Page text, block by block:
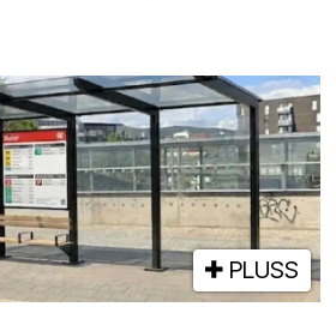
PLUSS